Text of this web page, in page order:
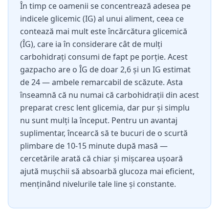
În timp ce oamenii se concentrează adesea pe
indicele glicemic (IG) al unui aliment, ceea ce
contează mai mult este încărcătura glicemică
(ÎG), care ia în considerare cât de mulți
carbohidrați consumi de fapt pe porție. Acest
gazpacho are o ÎG de doar 2,6 și un IG estimat
de 24 — ambele remarcabil de scăzute. Asta
înseamnă că nu numai că carbohidrații din acest
preparat cresc lent glicemia, dar pur și simplu
nu sunt mulți la început. Pentru un avantaj
suplimentar, încearcă să te bucuri de o scurtă
plimbare de 10-15 minute după masă —
cercetările arată că chiar și mișcarea ușoară
ajută mușchii să absoarbă glucoza mai eficient,
menținând nivelurile tale line și constante.